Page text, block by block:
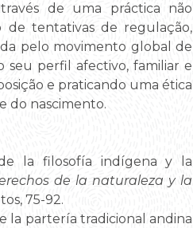
de uma práctica não
de tentativas de regulação,
pelo movimento global de
seu perfil afectivo, familiar e
e praticando uma ética
do nascimento.
la filosofía indígena y la
de la naturaleza y la
75-92.
la partería tradicional andina